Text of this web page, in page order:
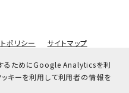
るためにGoogle Analyticsを利
キーを利用して利用者の情報を
ポリシー サイトマップ